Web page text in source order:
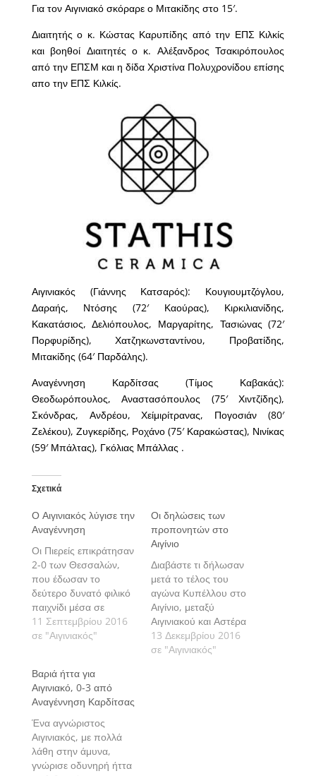
Για τον Αιγινιακό σκόραρε ο Μιτακίδης στο 15′.
Διαιτητής ο κ. Κώστας Καρυπίδης από την ΕΠΣ Κιλκίς
και βοηθοί Διαιτητές ο κ. Αλέξανδρος Τσακιρόπουλος
από την ΕΠΣΜ και η δίδα Χριστίνα Πολυχρονίδου επίσης
απο την ΕΠΣ Κιλκίς.
Αιγινιακός (Γιάννης Κατσαρός): Κουγιουμτζόγλου,
Δαραής, Ντόσης (72′ Καούρας), Κιρκιλιανίδης,
Κακατάσιος, Δελιόπουλος, Μαργαρίτης, Τασιώνας (72′
Πορφυρίδης), Χατζηκωνσταντίνου, Προβατίδης,
Μιτακίδης (64′ Παρδάλης).
Αναγέννηση Καρδίτσας (Τίμος Καβακάς):
Θεοδωρόπουλος, Αναστασόπουλος (75′ Χιντζίδης),
Σκόνδρας, Ανδρέου, Χείμιρίτρανας, Πογοσιάν (80′
Ζελέκου), Ζυγκερίδης, Ροχάνο (75′ Καρακώστας), Νινίκας
(59′ Μπάλτας), Γκόλιας Μπάλλας .
Σχετικά
Ο Αιγινιακός λύγισε την
Αναγέννηση
Οι Πιερείς επικράτησαν
2-0 των Θεσσαλών,
που έδωσαν το
δεύτερο δυνατό φιλικό
παιχνίδι μέσα σε
διάστημα δυο ημερών.
11 Σεπτεμβρίου 2016
σε "Αιγινιακός"
Οι δηλώσεις των
προπονητών στο
Αιγίνιο
Διαβάστε τι δήλωσαν
μετά το τέλος του
αγώνα Κυπέλλου στο
Αιγίνιο, μεταξύ
Αιγινιακού και Αστέρα
Τρίπολης, οι
προπονητές των δυο
13 Δεκεμβρίου 2016
σε "Αιγινιακός"
Βαριά ήττα για
Αιγινιακό, 0-3 από
Αναγέννηση Καρδίτσας
Ένα αγνώριστος
Αιγινιακός, με πολλά
λάθη στην άμυνα,
γνώρισε οδυνηρή ήττα